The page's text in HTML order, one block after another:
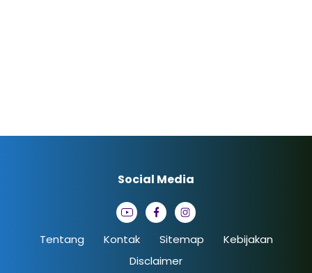
Tentang Kontak Sitemap
Kebijakan
Disclaimer
Social Media